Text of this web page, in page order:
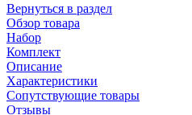
Вернуться в раздел
Обзор товара
Набор
Комплект
Описание
Характеристики
Сопутствующие товары
Отзывы